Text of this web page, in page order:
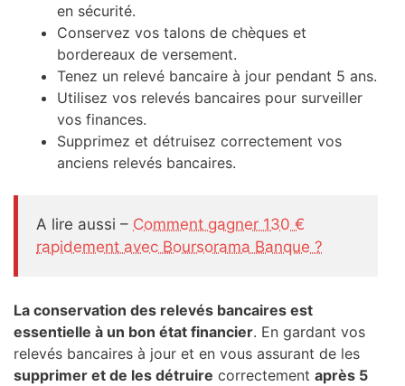
en sécurité.
Conservez vos talons de chèques et
bordereaux de versement.
Tenez un relevé bancaire à jour pendant 5 ans.
Utilisez vos relevés bancaires pour surveiller
vos finances.
Supprimez et détruisez correctement vos
anciens relevés bancaires.
A lire aussi – Comment gagner 130 €
rapidement avec Boursorama Banque ?
La conservation des relevés bancaires est
essentielle à un bon état financier. En gardant vos
relevés bancaires à jour et en vous assurant de les
supprimer et de les détruire correctement après 5